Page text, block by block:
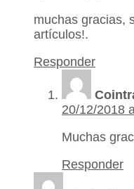
muchas gracias,
artículos!.
Responder
20/12/2018
Muchas
Responder